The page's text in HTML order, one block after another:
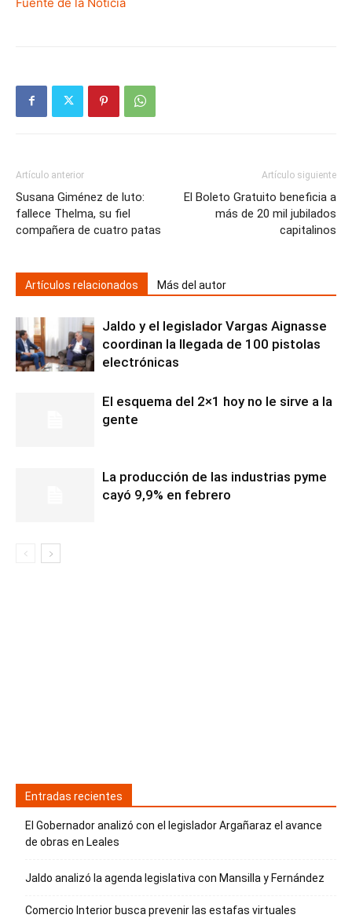
Artículo anterior
Susana Giménez de luto:
fallece Thelma, su fiel
compañera de cuatro patas
Artículo siguiente
El Boleto Gratuito beneficia a
más de 20 mil jubilados
capitalinos
Artículos relacionados Más del autor
Jaldo y el legislador Vargas Aignasse
coordinan la llegada de 100 pistolas
electrónicas
El esquema del 2×1 hoy no le sirve a la
gente
La producción de las industrias pyme
cayó 9,9% en febrero
Entradas recientes
El Gobernador analizó con el legislador Argañaraz el avance
de obras en Leales
Jaldo analizó la agenda legislativa con Mansilla y Fernández
Comercio Interior busca prevenir las estafas virtuales